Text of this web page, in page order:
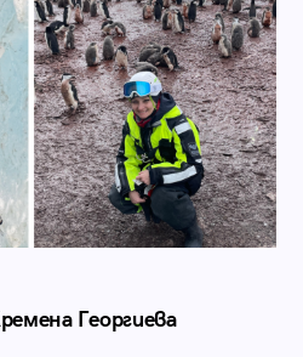
Георгиева